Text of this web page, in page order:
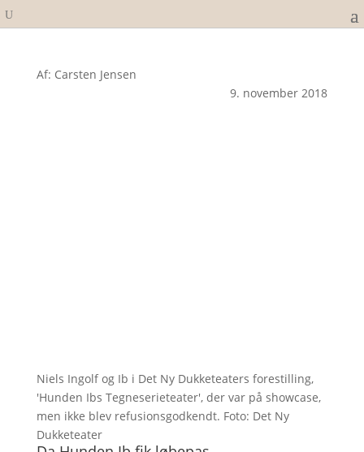
Af: Carsten Jensen
9. november 2018
Niels Ingolf og Ib i Det Ny Dukketeaters forestilling,
'Hunden Ibs Tegneserieteater', der var på showcase,
men ikke blev refusionsgodkendt. Foto: Det Ny
Dukketeater